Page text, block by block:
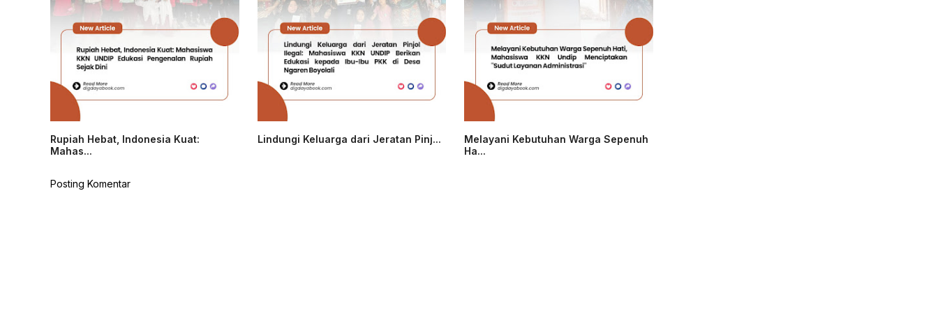
Rupiah Hebat, Indonesia Kuat:
Mahas...
Lindungi Keluarga dari Jeratan Pinj...
Melayani Kebutuhan Warga Sepenuh
Ha...
Posting Komentar